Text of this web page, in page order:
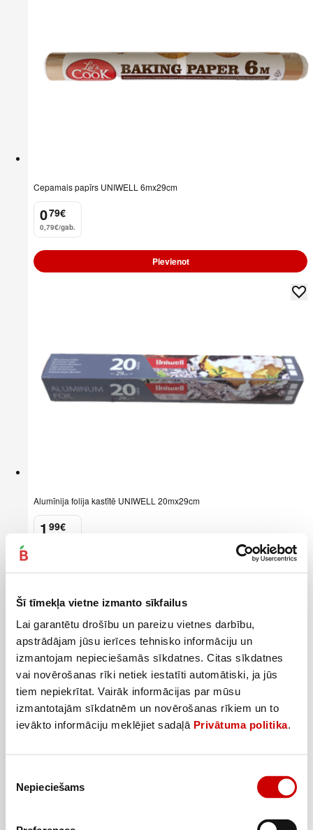
Šī tīmekļa vietne izmanto sīkfailus
Lai garantētu drošību un pareizu vietnes darbību,
apstrādājam jūsu ierīces tehnisko informāciju un
izmantojam nepieciešamās sīkdatnes. Citas sīkdatnes
vai novērošanas rīki netiek iestatīti automātiski, ja jūs
tiem nepiekrītat. Vairāk informācijas par mūsu
izmantotajām sīkdatnēm un novērošanas rīkiem un to
ievākto informāciju meklējiet sadaļā Privātuma politika.
izvēle
Nepieciešams
Cepamais papīrs UNIWELL 6mx29cm
0
. 79€
0,79€/gab.
Pievienot
Alumīnija folija kastītē UNIWELL 20mx29cm
1
. 99€